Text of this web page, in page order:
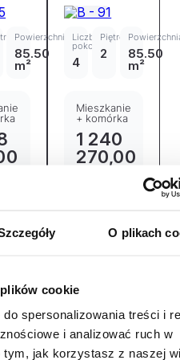
O plikach
cookie
spersonalizowania treści i
i analizować ruch w
tym, jak korzystasz z naszej
Powierzchnia
85.50
m²
o
Liczba
pokoi
4
Piętro
2 85.50
m²
Mieszkanie
+ komórka
1 240
270,00
lokatorska
Zapytaj o
mieszkanie